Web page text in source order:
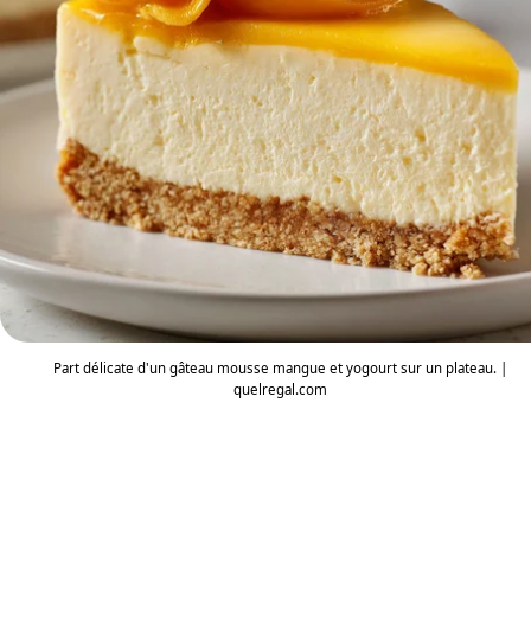
Part délicate d'un gâteau mousse mangue et yogourt sur un plateau. |
quelregal.com